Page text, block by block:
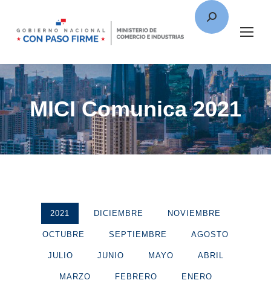
MICI Comunica 2021
2021 DICIEMBRE NOVIEMBRE
OCTUBRE SEPTIEMBRE AGOSTO
JULIO JUNIO MAYO ABRIL
MARZO FEBRERO ENERO